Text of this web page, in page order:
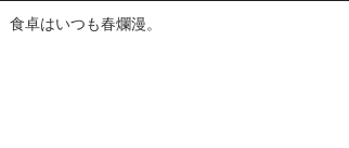
卓はいつも春爛漫。